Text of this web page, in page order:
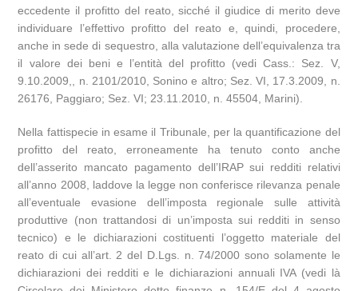
eccedente il profitto del reato, sicché il giudice di merito deve
individuare l’effettivo profitto del reato e, quindi, procedere,
anche in sede di sequestro, alla valutazione dell’equivalenza tra
il valore dei beni e l’entità del profitto (vedi Cass.: Sez. V,
9.10.2009,, n. 2101/2010, Sonino e altro; Sez. VI, 17.3.2009, n.
26176, Paggiaro; Sez. VI; 23.11.2010, n. 45504, Marini).
Nella fattispecie in esame il Tribunale, per la quantificazione del
profitto del reato, erroneamente ha tenuto conto anche
dell’asserito mancato pagamento dell’IRAP sui redditi relativi
all’anno 2008, laddove la legge non conferisce rilevanza penale
all’eventuale evasione dell’imposta regionale sulle attività
produttive (non trattandosi di un’imposta sui redditi in senso
tecnico) e le dichiarazioni costituenti l’oggetto materiale del
reato di cui all’art. 2 del D.Lgs. n. 74/2000 sono solamente le
dichiarazioni dei redditi e le dichiarazioni annuali IVA (vedi là